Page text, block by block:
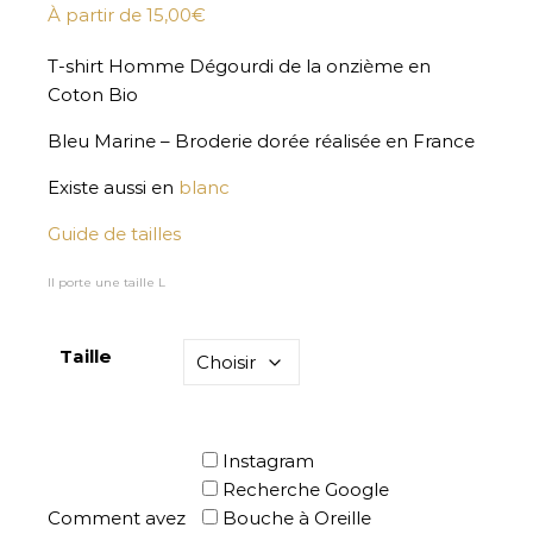
À partir de 15,00€
T-shirt Homme Dégourdi de la onzième en
Coton Bio
Bleu Marine – Broderie dorée réalisée en France
Existe aussi en blanc
Guide de tailles
Il porte une taille L
Taille
Comment avez
Instagram
Recherche Google
Bouche à Oreille